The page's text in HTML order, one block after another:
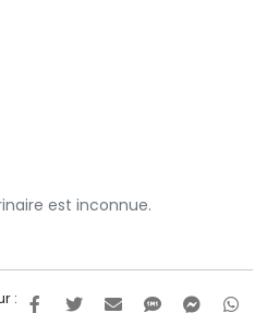
est inconnue.
: